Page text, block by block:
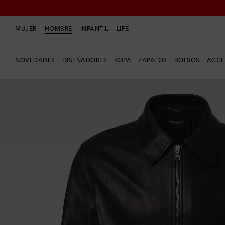
MUJER HOMBRE INFANTIL LIFE
NOVEDADES DISEÑADORES ROPA ZAPATOS BOLSOS